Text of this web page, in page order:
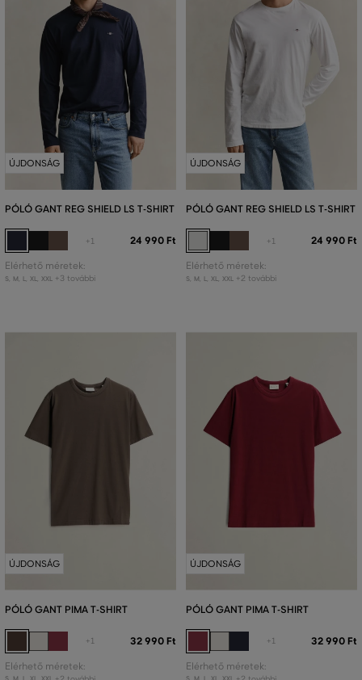
ÚJDONSÁG
PÓLÓ GANT REG SHIELD LS T-SHIRT
+1 24 990 Ft
Elérhető méretek:
S, M L XL XXL +3 további
ÚJDONSÁG
PÓLÓ GANT REG SHIELD LS T-SHIRT
+1 24 990 Ft
Elérhető méretek:
S, M L XL XXL +2 további
ÚJDONSÁG
PÓLÓ GANT PIMA T-SHIRT
+1 32 990 Ft
Elérhető méretek:
ÚJDONSÁG
PÓLÓ GANT PIMA T-SHIRT
+1 32 990 Ft
Elérhető méretek: